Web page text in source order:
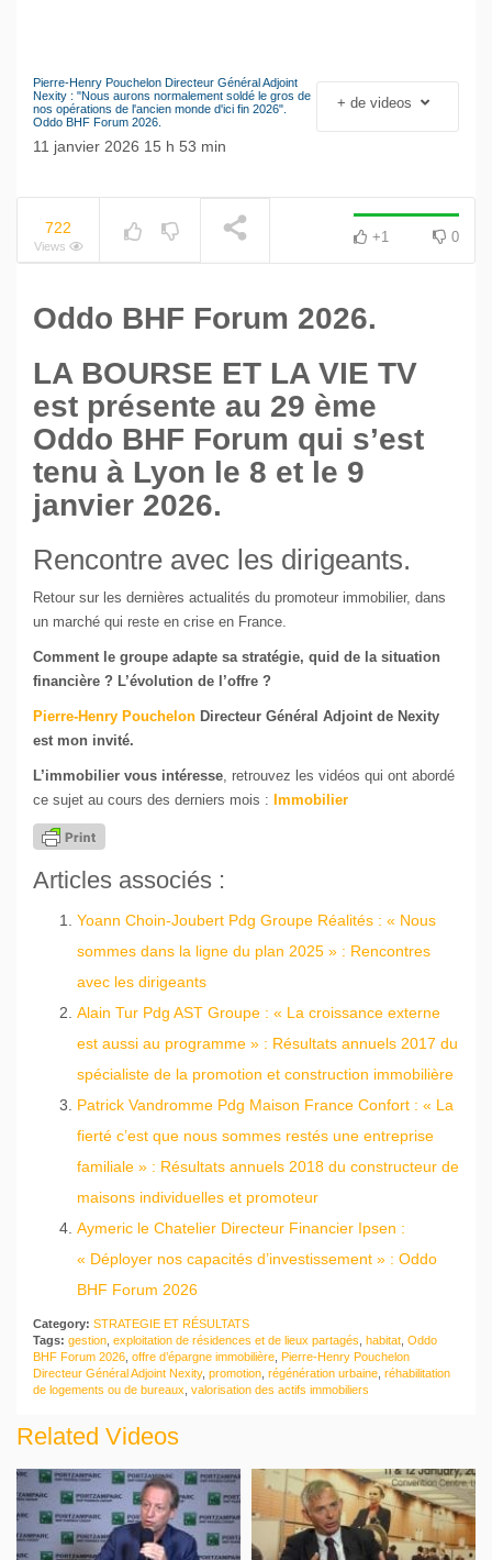
NOW PLAYING
Le séisme industriel
Volkswagen
Pierre-Henry Pouchelon Directeur Général Adjoint
Nexity : "Nous aurons normalement soldé le gros de
nos opérations de l'ancien monde d'ici fin 2026".
Oddo BHF Forum 2026.
11 janvier 2026 15 h 53 min
+ de videos
722
Views
+1 0
Oddo BHF Forum 2026.
LA BOURSE ET LA VIE TV
est présente au 29 ème
Oddo BHF Forum qui s’est
tenu à Lyon le 8 et le 9
janvier 2026.
Rencontre avec les dirigeants.
Retour sur les dernières actualités du promoteur immobilier, dans
un marché qui reste en crise en France.
Comment le groupe adapte sa stratégie, quid de la situation
financière ? L’évolution de l’offre ?
Pierre-Henry Pouchelon Directeur Général Adjoint de Nexity
est mon invité.
L’immobilier vous intéresse, retrouvez les vidéos qui ont abordé
ce sujet au cours des derniers mois : Immobilier
Articles associés :
Yoann Choin-Joubert Pdg Groupe Réalités : « Nous
sommes dans la ligne du plan 2025 » : Rencontres
avec les dirigeants
Alain Tur Pdg AST Groupe : « La croissance externe
est aussi au programme » : Résultats annuels 2017 du
spécialiste de la promotion et construction immobilière
Patrick Vandromme Pdg Maison France Confort : « La
fierté c’est que nous sommes restés une entreprise
familiale » : Résultats annuels 2018 du constructeur de
maisons individuelles et promoteur
Aymeric le Chatelier Directeur Financier Ipsen :
« Déployer nos capacités d’investissement » : Oddo
BHF Forum 2026
Category: STRATEGIE ET RÉSULTATS
Tags: gestion exploitation de résidences et de lieux partagés habitat Oddo
BHF Forum 2026 offre d’épargne immobilière Pierre-Henry Pouchelon
Directeur Général Adjoint Nexity, promotion régénération urbaine réhabilitation
de logements ou de bureaux valorisation des actifs immobiliers
Related Videos